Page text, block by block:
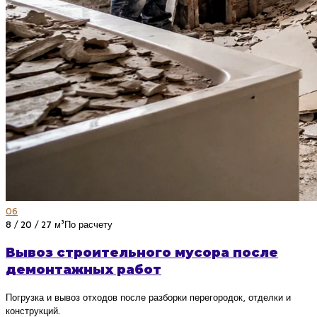
06
8 / 20 / 27 м³По расчету
Вывоз строительного мусора после
демонтажных работ
Погрузка и вывоз отходов после разборки перегородок, отделки и
конструкций.